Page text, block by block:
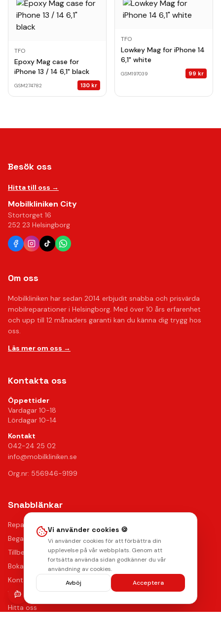
TFO
Epoxy Mag case for
iPhone 13 / 14 6,1" black
GSM274782 130 kr
TFO
Lowkey Mag for iPhone 14
6,1" white
GSM197039 99 kr
Besök oss
Hitta till oss →
Mobilkliniken City
Stortorget 16
252 23 Helsingborg
Om oss
Mobilkliniken har sedan 2014 erbjudit snabba och prisvärda
mobilreparationer i Helsingborg. Med över 10 års erfarenhet
och upp till 12 månaders garanti kan du känna dig trygg hos
oss.
Läs mer om oss →
Kontakta oss
Öppettider
Vardagar 10-18
Lördagar 10-14
Kontakt
042-24 25 02
info@mobilkliniken.se
Org.nr: 556946-9199
Snabblänkar
Reparationer
Begagnade mobiler
Tillbehör
Boka reparation
Kontakta oss
Vanliga frågor
Hitta oss
Vi använder cookies 🍪
Vi använder cookies för att förbättra din
upplevelse på vår webbplats. Genom att
fortsätta använda sidan godkänner du vår
användning av cookies.
Avböj
Acceptera